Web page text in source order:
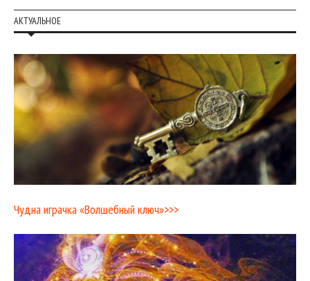
АКТУАЛЬНОЕ
Чудна играчка «Волшебный ключ»>>>